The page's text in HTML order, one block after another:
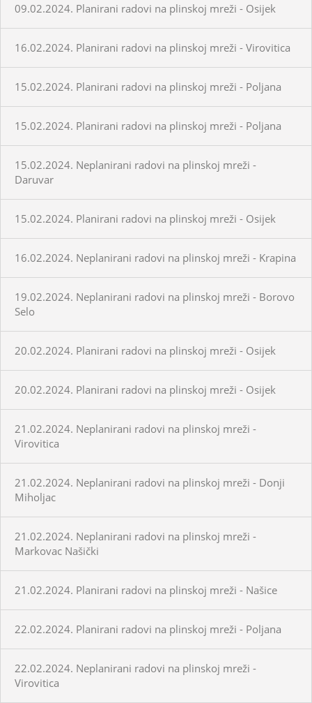
09.02.2024. Planirani radovi na plinskoj mreži - Osijek
16.02.2024. Planirani radovi na plinskoj mreži - Virovitica
15.02.2024. Planirani radovi na plinskoj mreži - Poljana
15.02.2024. Planirani radovi na plinskoj mreži - Poljana
15.02.2024. Neplanirani radovi na plinskoj mreži -
Daruvar
15.02.2024. Planirani radovi na plinskoj mreži - Osijek
16.02.2024. Neplanirani radovi na plinskoj mreži - Krapina
19.02.2024. Neplanirani radovi na plinskoj mreži - Borovo
Selo
20.02.2024. Planirani radovi na plinskoj mreži - Osijek
20.02.2024. Planirani radovi na plinskoj mreži - Osijek
21.02.2024. Neplanirani radovi na plinskoj mreži -
Virovitica
21.02.2024. Neplanirani radovi na plinskoj mreži - Donji
Miholjac
21.02.2024. Neplanirani radovi na plinskoj mreži -
Markovac Našički
21.02.2024. Planirani radovi na plinskoj mreži - Našice
22.02.2024. Planirani radovi na plinskoj mreži - Poljana
22.02.2024. Neplanirani radovi na plinskoj mreži -
Virovitica